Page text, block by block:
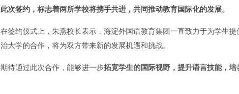
此次签约，标志着两所学校将携手共进，共同推动教育国际化的发展。
在签约仪式上，朱燕校长表示，海淀外国语教育集团一直致力于为学生
治大学的合作，将为双方带来新的发展机遇和挑战。
期待通过此次合作，能够进一步拓宽学生的国际视野，提升语言技能，培